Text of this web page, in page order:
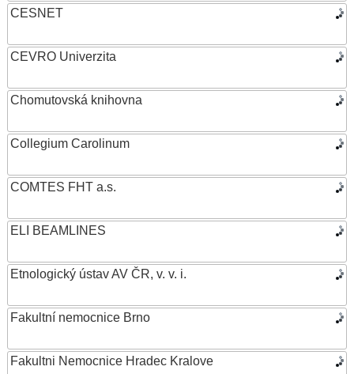
CESNET
CEVRO Univerzita
Chomutovská knihovna
Collegium Carolinum
COMTES FHT a.s.
ELI BEAMLINES
Etnologický ústav AV ČR, v. v. i.
Fakultní nemocnice Brno
Fakultni Nemocnice Hradec Kralove